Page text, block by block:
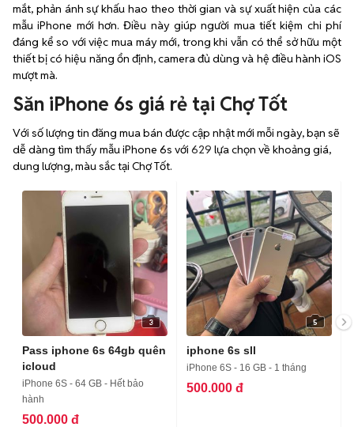
mắt, phản ánh sự khấu hao theo thời gian và sự xuất hiện của các
mẫu iPhone mới hơn. Điều này giúp người mua tiết kiệm chi phí
đáng kể so với việc mua máy mới, trong khi vẫn có thể sở hữu một
thiết bị có hiệu năng ổn định, camera đủ dùng và hệ điều hành iOS
mượt mà.
Săn iPhone 6s giá rẻ tại Chợ Tốt
Với số lượng tin đăng mua bán được cập nhật mới mỗi ngày, bạn sẽ
dễ dàng tìm thấy mẫu iPhone 6s với 629 lựa chọn về khoảng giá,
dung lượng, màu sắc tại Chợ Tốt.
3
Pass iphone 6s 64gb quên
icloud
iPhone 6S - 64 GB - Hết bảo
hành
500.000 đ
5
iphone 6s sll
iPhone 6S - 16 GB - 1 tháng
500.000 đ